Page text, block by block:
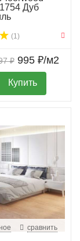
Дуб
(1)
₽ 995 ₽/м2
Купить
сравнить